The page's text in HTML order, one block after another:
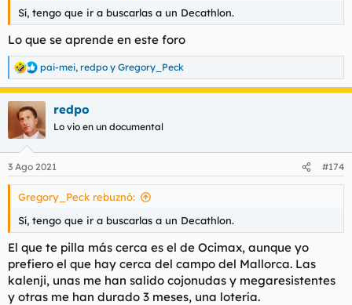
Sí, tengo que ir a buscarlas a un Decathlon.
Lo que se aprende en este foro
R
e
a
c
c
i
e
s
pai-mei, redpo y Gregory_Peck
redpo
Lo vio en un documental
3 Ago 2021 #174
Gregory_Peck rebuznó:
Sí, tengo que ir a buscarlas a un Decathlon.
El que te pilla más cerca es el de Ocimax, aunque yo
prefiero el que hay cerca del campo del Mallorca. Las
kalenji, unas me han salido cojonudas y megaresistentes
y otras me han durado 3 meses, una lotería.